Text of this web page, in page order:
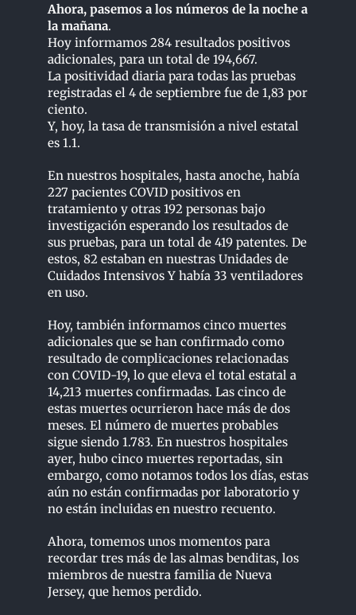
Ahora, pasemos a los números de la noche a
la mañana.
Hoy informamos 284 resultados positivos
adicionales, para un total de 194,667.
La positividad diaria para todas las pruebas
registradas el 4 de septiembre fue de 1,83 por
ciento.
Y, hoy, la tasa de transmisión a nivel estatal
es 1.1.
En nuestros hospitales, hasta anoche, había
227 pacientes COVID positivos en
tratamiento y otras 192 personas bajo
investigación esperando los resultados de
sus pruebas, para un total de 419 patentes. De
estos, 82 estaban en nuestras Unidades de
Cuidados Intensivos Y había 33 ventiladores
en uso.
Hoy, también informamos cinco muertes
adicionales que se han confirmado como
resultado de complicaciones relacionadas
con COVID-19, lo que eleva el total estatal a
14,213 muertes confirmadas. Las cinco de
estas muertes ocurrieron hace más de dos
meses. El número de muertes probables
sigue siendo 1.783. En nuestros hospitales
ayer, hubo cinco muertes reportadas, sin
embargo, como notamos todos los días, estas
aún no están confirmadas por laboratorio y
no están incluidas en nuestro recuento.
Ahora, tomemos unos momentos para
recordar tres más de las almas benditas, los
miembros de nuestra familia de Nueva
Jersey, que hemos perdido.